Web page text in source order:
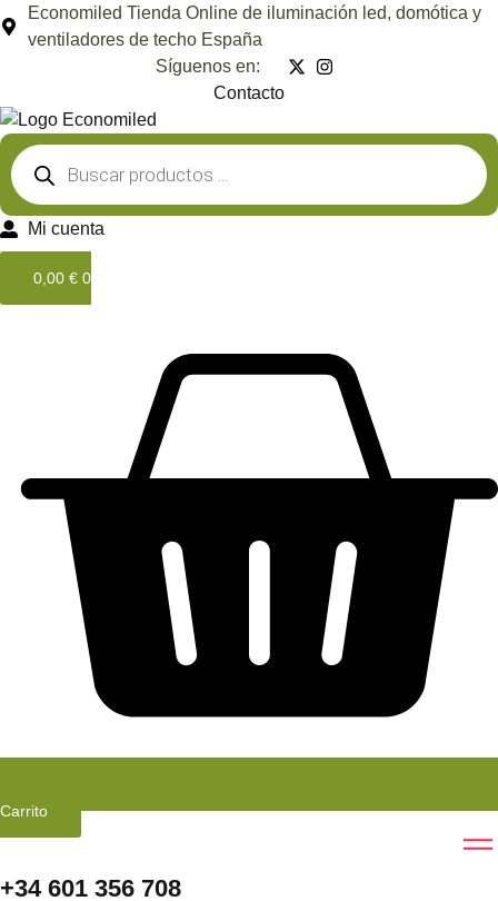
al
Economiled Tienda Online de iluminación led, domótica y
ventiladores de techo España
Síguenos en:
Contacto
Búsqueda
de
productos
Mi cuenta
0,00 € 0
Carrito
+34 601 356 708